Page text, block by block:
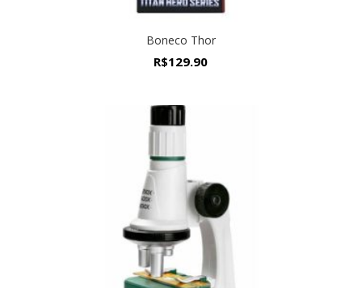
Boneco Thor
R$129.90